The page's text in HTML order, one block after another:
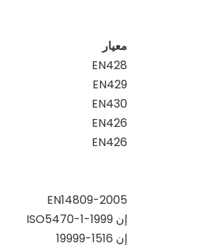
معيار
EN428
EN429
EN430
EN426
EN426
EN14809-2005
إن ISO5470-1-1999
إن 1516-19999